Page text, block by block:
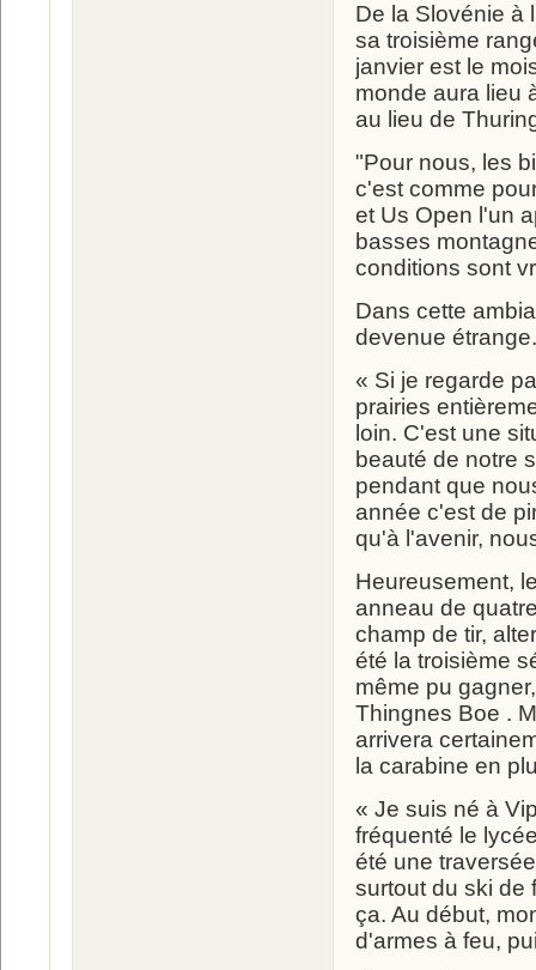
De la Slovénie à
sa troisième
janvier est le
monde aura lieu
au lieu de
"Pour nous, les
c'est comme
et Us Open l'un
basses
conditions sont
Dans cette
devenue étrange.
« Si je regarde
prairies
loin. C'est une
beauté de notre
pendant que
année c'est de
qu'à l'avenir,
Heureusement,
anneau de
champ de tir,
été la troisième
même pu
Thingnes Boe .
arrivera
la carabine en
« Je suis né à
fréquenté le
été une
surtout du ski de
ça. Au début,
d'armes à feu,